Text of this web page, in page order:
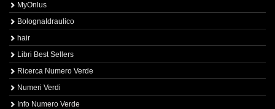
MyOnlus
BolognaIdraulico
hair
Libri Best Sellers
Ricerca Numero Verde
Numeri Verdi
Info Numero Verde